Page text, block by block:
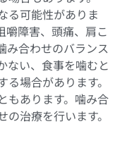
る可能性がありま
嚼障害、頭痛、肩こ
み合わせのバランス
ない、食事を噛むと
場合があります。
もあります。噛み合
治療を行います。